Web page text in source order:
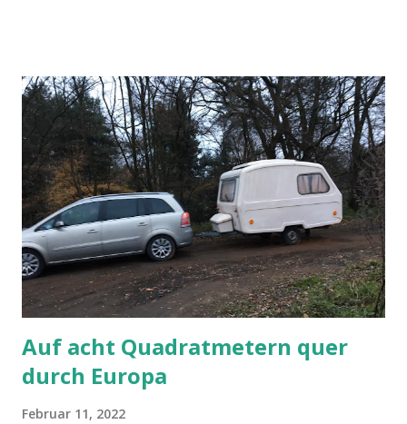
Verstandessache, man kann ihn nicht beweisen, aber wenn
man bereit ist zu glauben, muss man seinen Verstand
benutzen." Das Interview mit dem polnisch-
schweizerischen Philosophen udn Dominikanern wurde
1992 gef ü hrt, doch bleiben Bochenskis Aussagen auch
heute aktuell. - Als Wissenschaftler und Geistlicher
verbinden Sie in Ihrer Arbeit Glauben und Wissenschaft.
Was für ein Verhältnis besteht zwischen beiden,
anscheinend widersprüchlichen Bereichen des
menschlichen Le...
Auf acht Quadratmetern quer
durch Europa
Februar 11, 2022